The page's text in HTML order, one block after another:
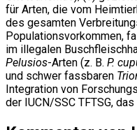
für Arten, die vom
des gesamten
Populationsvorkommen,
im illegalen
Pelusios-Arten (z. B. P.
und schwer fassbaren
Integration von
der IUCN/SSC TFTSG,